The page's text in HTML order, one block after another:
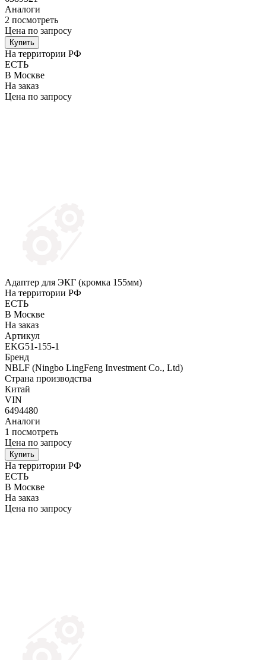
Аналоги
2 посмотреть
Цена по запросу
Купить
На территории РФ
ЕСТЬ
В Москве
На заказ
Цена по запросу
Адаптер для ЭКГ (кромка 155мм)
На территории РФ
ЕСТЬ
В Москве
На заказ
Артикул
EKG51-155-1
Бренд
NBLF (Ningbo LingFeng Investment Co., Ltd)
Страна производства
Китай
VIN
6494480
Аналоги
1 посмотреть
Цена по запросу
Купить
На территории РФ
ЕСТЬ
В Москве
На заказ
Цена по запросу